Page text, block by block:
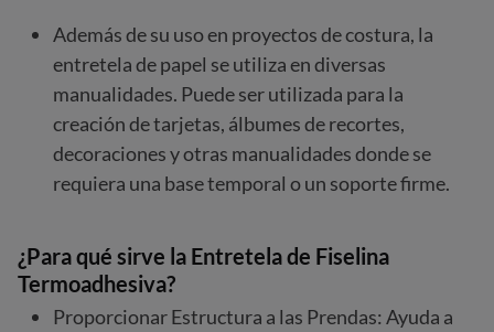
Además de su uso en proyectos de costura, la
entretela de papel se utiliza en diversas
manualidades. Puede ser utilizada para la
creación de tarjetas, álbumes de recortes,
decoraciones y otras manualidades donde se
requiera una base temporal o un soporte firme.
¿Para qué sirve la Entretela de Fiselina
Termoadhesiva?
Proporcionar Estructura a las Prendas: Ayuda a